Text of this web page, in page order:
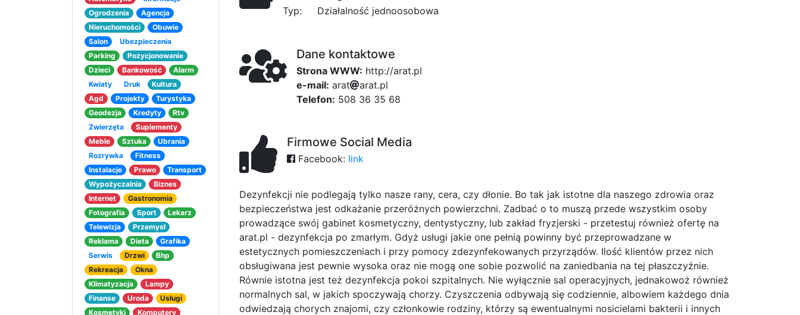
Ogrodzenia
Agencja
Nieruchomości
Obuwie
Salon
Ubezpieczenia
Parking
Pozycjonowanie
Dzieci
Bankowość
Alarm
Kwiaty
Druk
Kultura
Agd
Projekty
Turystyka
Geodezja
Kredyty
Rtv
Zwierzęta
Suplementy
Meble
Sztuka
Ubrania
Rozrywka
Fitness
Instalacje
Prawo
Transport
Wypożyczalnia
Biznes
Internet
Gastronomia
Fotografia
Sport
Lekarz
Telewizja
Przemysł
Reklama
Dieta
Grafika
Serwis
Drzwi
Bhp
Rekreacja
Okna
Klimatyzacja
Lampy
Finanse
Uroda
Usługi
Kosmetyki
Komputery
Typ:
Działalność jednoosobowa
Dane kontaktowe
Strona WWW: http://arat.pl
e-mail: arat araff0
t.pl
Telefon: 508 36 35 68
Firmowe Social Media
Facebook: link
Dezynfekcji nie podlegają tylko nasze rany, cera, czy dłonie. Bo tak jak istotne dla naszego zdrowia oraz
bezpieczeństwa jest odkażanie przeróżnych powierzchni. Zadbać o to muszą przede wszystkim osoby
prowadzące swój gabinet kosmetyczny, dentystyczny, lub zakład fryzjerski - przetestuj również ofertę na
arat.pl - dezynfekcja po zmarłym. Gdyż usługi jakie one pełnią powinny być przeprowadzane w
estetycznych pomieszczeniach i przy pomocy zdezynfekowanych przyrządów. Ilość klientów przez nich
obsługiwana jest pewnie wysoka oraz nie mogą one sobie pozwolić na zaniedbania na tej płaszczyźnie.
Równie istotna jest też dezynfekcja pokoi szpitalnych. Nie wyłącznie sal operacyjnych, jednakowoż również
normalnych sal, w jakich spoczywają chorzy. Czyszczenia odbywają się codziennie, albowiem każdego dnia
odwiedzają chorych znajomi, czy członkowie rodziny, którzy są ewentualnymi nosicielami bakterii i innych